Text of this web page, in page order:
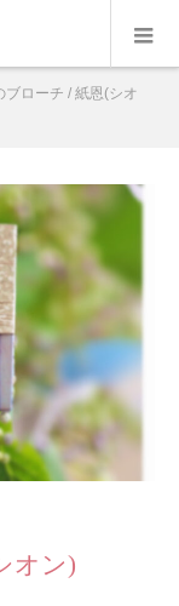
ブローチ / 紙恩(シオ
オン)